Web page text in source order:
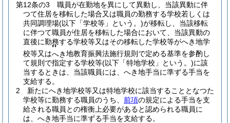
第12条の3
職員が在勤地を異にして異動し、当該異動に伴
つて住居を移転した場合又は職員の勤務する学校若しくは
共同調理場(以下「学校等」という。)が移転し、当該移転
に伴つて職員が住居を移転した場合において、当該異動の
直後に勤務する学校等又はその移転した学校等がへき地学
校等又はへき
❜❜
地教育振興法施行規則で定める基準を参酌し
て規則で指定する学校等(以下「特地学校」という。)に該
当するときは、当該職員には、へき地手当に準ずる手当を
支給する。
2
新たにへき地学校等又は特地学校に該当することとなつた
学校等に勤務する職員のうち、 前項の規定による手当を支
給される職員との権衡上必要があると認められる職員に
は、へき地手当に準ずる手当を支給する。